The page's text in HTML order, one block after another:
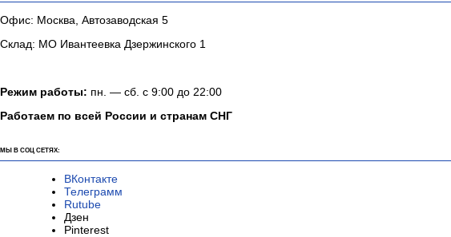
Офис: Москва, Автозаводская 5
Склад: МО Ивантеевка Дзержинского 1
Режим работы: пн. — сб. с 9:00 до 22:00
Работаем по всей России и странам СНГ
МЫ В СОЦ СЕТЯХ:
ВКонтакте
Телеграмм
Rutube
Дзен
Pinterest